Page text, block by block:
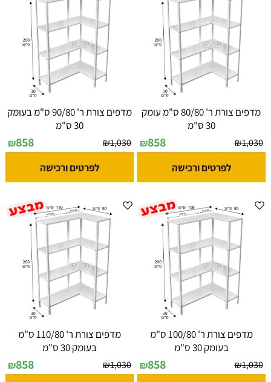
מדפים צורת ר' 80/80 ס"מ עומק
30 ס"מ
₪1,030
₪858
לפרטים ורכישה
מדפים צורת ר' 90/80 ס"מ בעומק
30 ס"מ
₪1,030
₪858
לפרטים ורכישה
מדפים צורת ר' 100/80 ס"מ
בעומק 30 ס"מ
₪1,030
₪858
מדפים צורת ר' 110/80 ס"מ
בעומק 30 ס"מ
₪1,030
₪858